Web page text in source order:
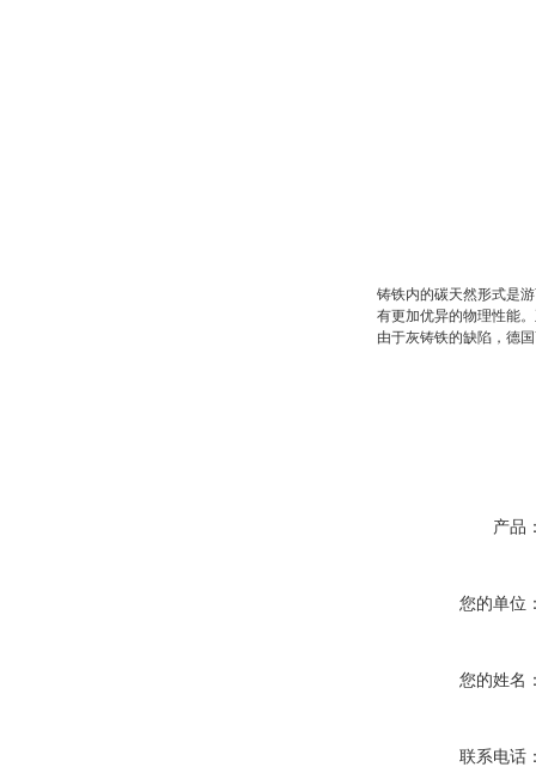
铸铁内的碳天然形式是
有更加优异的物理性能
由于灰铸铁的缺陷，德
产品
您的单位
您的姓名
联系电话